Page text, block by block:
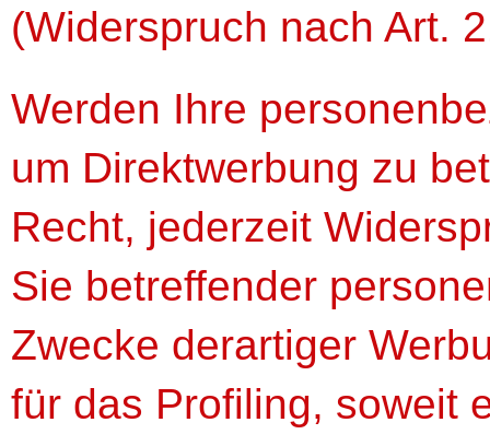
(Widerspruch nach Art.
Werden Ihre
um Direktwerbung zu
Recht, jederzeit
Sie betreffender
Zwecke derartiger
für das Profiling, soweit